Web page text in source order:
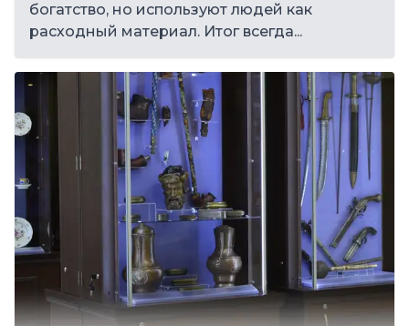
богатство, но используют людей как
расходный материал. Итог всегда...